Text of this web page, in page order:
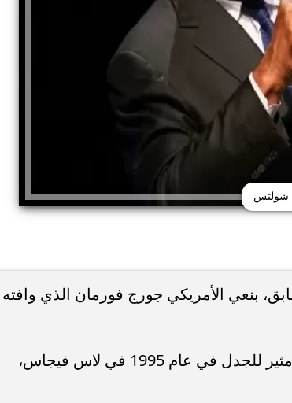
شولتس
بنعي الأمريكي جورج فورمان الذي وافته
كما تمكن فورمان من الفوز على شولتس في نزال مثير للجدل في عام 1995 في لاس فيجاس،
بكأس
أوبو تطلق سلسلة رينو 16 في المملكة